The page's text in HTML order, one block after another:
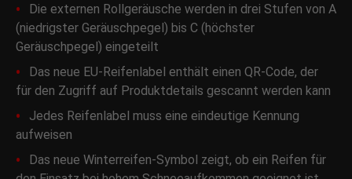
Die externen Rollgeräusche werden in drei Stufen von A
(niedrigster Geräuschpegel) bis C (höchster
Geräuschpegel) eingeteilt
Das neue EU-Reifenlabel enthält einen QR-Code, der
für den Zugriff auf Produktdetails gescannt werden kann
Jedes Reifenlabel muss eine eindeutige Kennung
aufweisen
Das neue Winterreifen-Symbol zeigt, ob ein Reifen für